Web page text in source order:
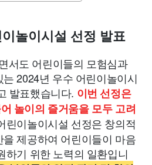
놀이시설 선정 발표
서도 어린이들의 모험심과
2024년 우수 어린이놀이시
발표했습니다. 이번 선정은
놀이의 즐거움을 모두 고려
린이놀이시설 선정은 창의적
제공하여 어린이들이 마음
하기 위한 노력의 일환입니